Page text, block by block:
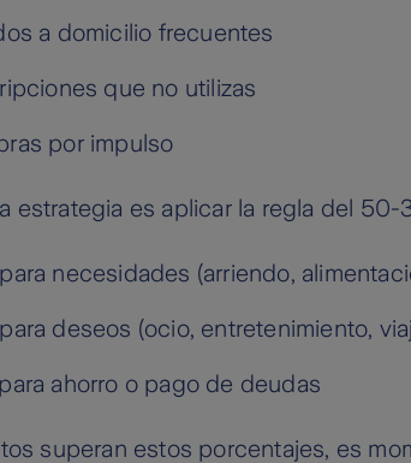
a domicilio frecuentes
que no utilizas
por impulso
estrategia es aplicar la regla del 50-
necesidades (arriendo,
deseos (ocio, entretenimiento,
ahorro o pago de deudas
superan estos porcentajes, es